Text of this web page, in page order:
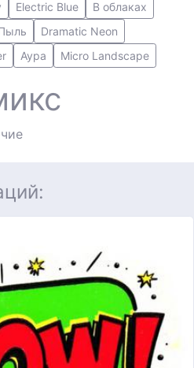
Electric Blue
В облаках
Dramatic Neon
Аура Micro Landscape